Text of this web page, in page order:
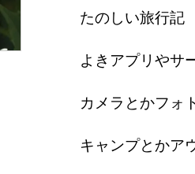
たのしい旅行記
よきアプリやサ
カメラとかフォ
キャンプとかア